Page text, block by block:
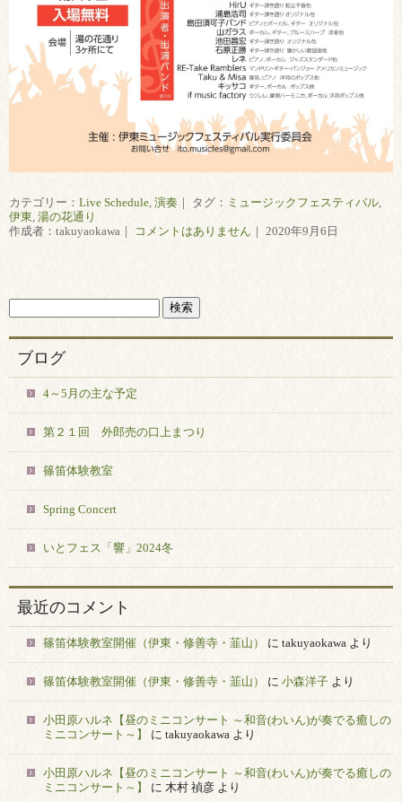
カテゴリー： Live Schedule 演奏 ｜ タグ： ミュージックフェスティバル
伊東 湯の花通り
作成者：takuyaokawa｜
コメントはありません ｜ 2020年9月6日
ブログ
4～5月の主な予定
第２１回 外郎売の口上まつり
篠笛体験教室
Spring Concert
いとフェス「響」2024冬
最近のコメント
篠笛体験教室開催（伊東・修善寺・韮山） に takuyaokawa より
篠笛体験教室開催（伊東・修善寺・韮山） に 小森洋子 より
小田原ハルネ【昼のミニコンサート ～和音(わいん)が奏でる癒しの
ミニコンサート～】
に takuyaokawa より
小田原ハルネ【昼のミニコンサート ～和音(わいん)が奏でる癒しの
ミニコンサート～】
に 木村 禎彦 より